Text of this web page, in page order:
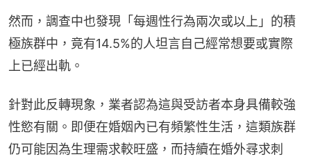
然而，調查中也發現「每週性行為兩次或以上」的積
極族群中，竟有14.5%的人坦言自己經常想要或實際
上已經出軌。
針對此反轉現象，業者認為這與受訪者本身具備較強
性慾有關。即便在婚姻內已有頻繁性生活，這類族群
仍可能因為生理需求較旺盛，而持續在婚外尋求刺